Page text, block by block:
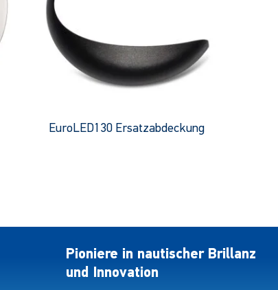
EuroLED130 Ersatzabdeckung
Optionen
können
Pioniere in nautischer Brillanz
und Innovation